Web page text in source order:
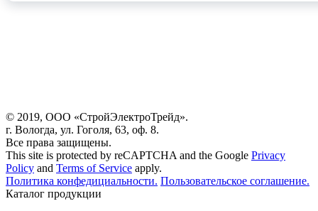
© 2019, ООО «СтройЭлектроТрейд».
г. Вологда, ул. Гоголя, 63, оф. 8.
Все права защищены.
This site is protected by reCAPTCHA and the Google Privacy
Policy and Terms of Service apply.
Политика конфедициальности. Пользовательское соглашение.
Каталог продукции